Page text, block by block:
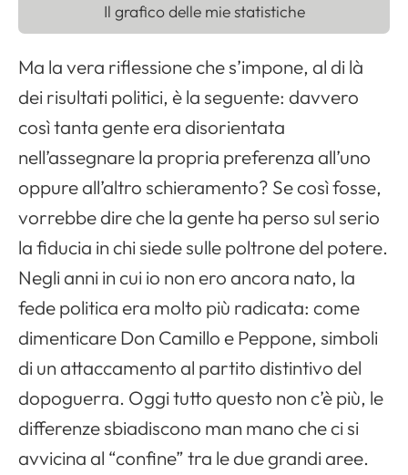
Il grafico delle mie statistiche
Ma la vera riflessione che s’impone, al di là
dei risultati politici, è la seguente: davvero
così tanta gente era disorientata
nell’assegnare la propria preferenza all’uno
oppure all’altro schieramento? Se così fosse,
vorrebbe dire che la gente ha perso sul serio
la fiducia in chi siede sulle poltrone del potere.
Negli anni in cui io non ero ancora nato, la
fede politica era molto più radicata: come
dimenticare Don Camillo e Peppone, simboli
di un attaccamento al partito distintivo del
dopoguerra. Oggi tutto questo non c’è più, le
differenze sbiadiscono man mano che ci si
avvicina al “confine” tra le due grandi aree.